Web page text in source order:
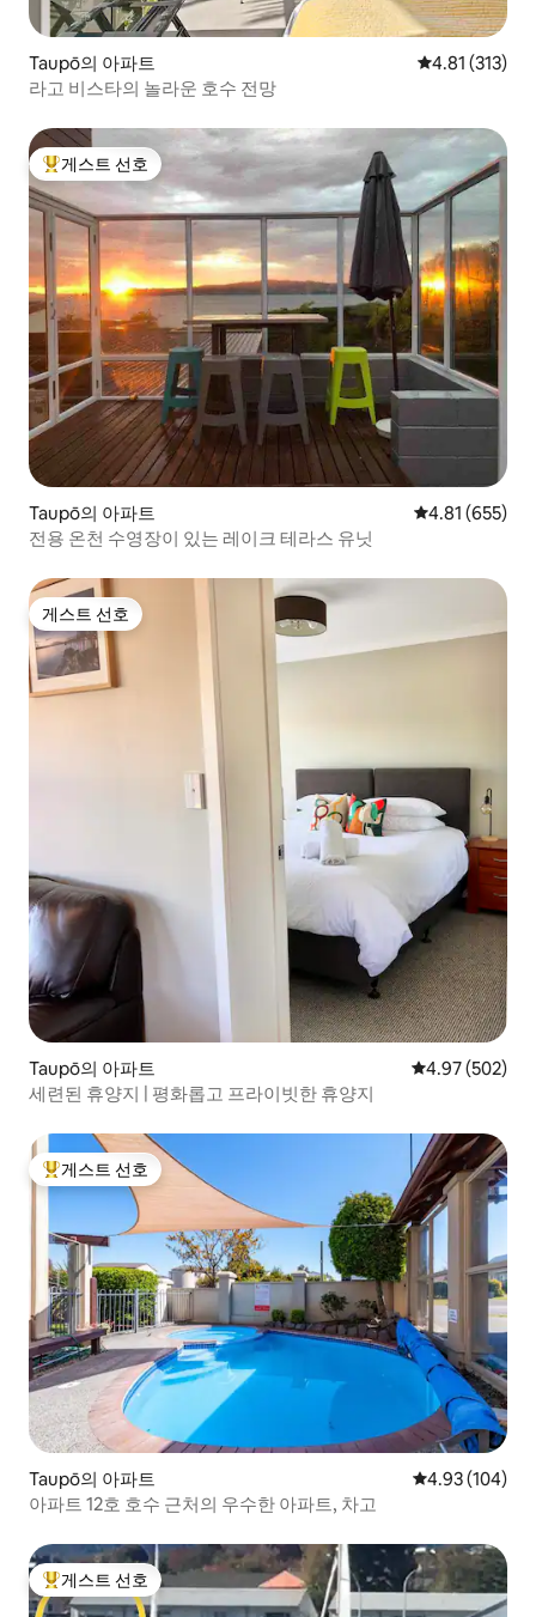
Taupō의 아파트 평점 4.81점(5
4.81 (313)
라고 비스타의 놀라운 호수 전망
상위 게스트 선호
게스트 선호
Taupō의 아파트 평점 4.81점(5
4.81 (655)
전용 온천 수영장이 있는 레이크 테라스 유닛
게스트 선호
게스트 선호
Taupō의 아파트 평점 4.97점(5
4.97 (502)
세련된 휴양지 | 평화롭고 프라이빗한 휴양지
상위 게스트 선호
게스트 선호
Taupō의 아파트 평점 4.93점(5
4.93 (104)
아파트 12호 호수 근처의 우수한 아파트, 차고
상위 게스트 선호
게스트 선호